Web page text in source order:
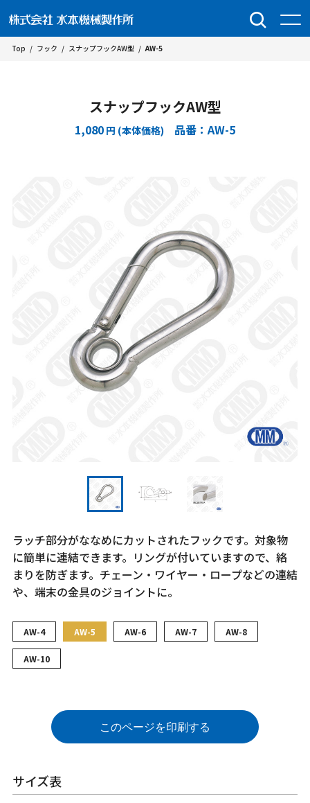
Top / フック / スナップフックAW型 / AW-5
スナップフックAW型
1,080 円 (本体価格) 品番：AW-5
ラッチ部分がななめにカットされたフックです。対象物
に簡単に連結できます。リングが付いていますので、絡
まりを防ぎます。チェーン・ワイヤー・ロープなどの連結
や、端末の金具のジョイントに。
AW-4 AW-5 AW-6 AW-7 AW-8
AW-10
このページを印刷する
サイズ表